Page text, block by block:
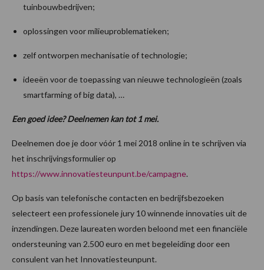
tuinbouwbedrijven;
oplossingen voor milieuproblematieken;
zelf ontworpen mechanisatie of technologie;
ideeën voor de toepassing van nieuwe technologieën (zoals
smartfarming of big data), …
Een goed idee? Deelnemen kan tot 1 mei.
Deelnemen doe je door vóór 1 mei 2018 online in te schrijven via
het inschrijvingsformulier op
https://www.innovatiesteunpunt.be/campagne.
Op basis van telefonische contacten en bedrijfsbezoeken
selecteert een professionele jury 10 winnende innovaties uit de
inzendingen. Deze laureaten worden beloond met een financiële
ondersteuning van 2.500 euro en met begeleiding door een
consulent van het Innovatiesteunpunt.